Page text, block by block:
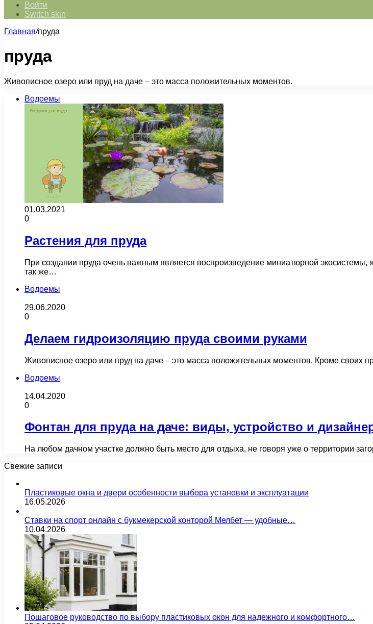
Войти
Switch skin
Главная/пруда
пруда
Живописное озеро или пруд на даче – это масса положительных моментов.
Водоемы
01.03.2021
0
Растения для пруда
При создании пруда очень важным является воспроизведение миниатюрной
так же…
Водоемы
29.06.2020
0
Делаем гидроизоляцию пруда своими руками
Живописное озеро или пруд на даче – это масса положительных моментов. Кроме своих
Водоемы
14.04.2020
0
Фонтан для пруда на даче: виды, устройство и
На любом дачном участке должно быть место для отдыха, не говоря уже о территории
Свежие записи
Пластиковые окна и двери особенности выбора установки и эксплуатации
16.05.2026
Ставки на спорт онлайн с букмекерской конторой Мелбет — удобные…
10.04.2026
Пошаговое руководство по выбору пластиковых окон для надежного и комфортного…